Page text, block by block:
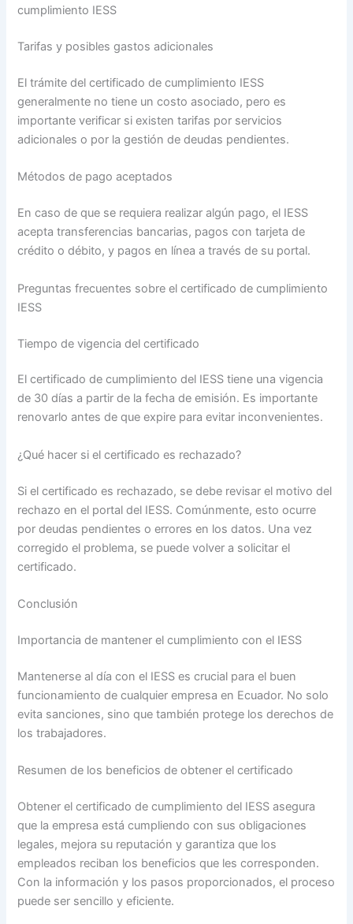
cumplimiento IESS
Tarifas y posibles gastos adicionales
El trámite del certificado de cumplimiento IESS
generalmente no tiene un costo asociado, pero es
importante verificar si existen tarifas por servicios
adicionales o por la gestión de deudas pendientes.
Métodos de pago aceptados
En caso de que se requiera realizar algún pago, el IESS
acepta transferencias bancarias, pagos con tarjeta de
crédito o débito, y pagos en línea a través de su portal.
Preguntas frecuentes sobre el certificado de cumplimiento
IESS
Tiempo de vigencia del certificado
El certificado de cumplimiento del IESS tiene una vigencia
de 30 días a partir de la fecha de emisión. Es importante
renovarlo antes de que expire para evitar inconvenientes.
¿Qué hacer si el certificado es rechazado?
Si el certificado es rechazado, se debe revisar el motivo del
rechazo en el portal del IESS. Comúnmente, esto ocurre
por deudas pendientes o errores en los datos. Una vez
corregido el problema, se puede volver a solicitar el
certificado.
Conclusión
Importancia de mantener el cumplimiento con el IESS
Mantenerse al día con el IESS es crucial para el buen
funcionamiento de cualquier empresa en Ecuador. No solo
evita sanciones, sino que también protege los derechos de
los trabajadores.
Resumen de los beneficios de obtener el certificado
Obtener el certificado de cumplimiento del IESS asegura
que la empresa está cumpliendo con sus obligaciones
legales, mejora su reputación y garantiza que los
empleados reciban los beneficios que les corresponden.
Con la información y los pasos proporcionados, el proceso
puede ser sencillo y eficiente.